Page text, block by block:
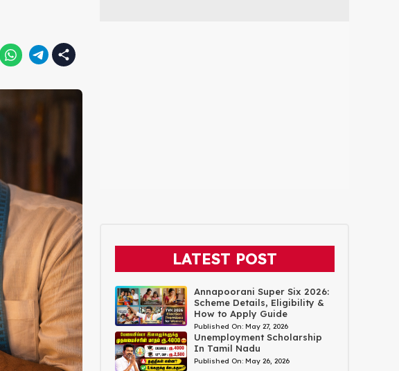
LATEST POST
Annapoorani Super Six 2026:
Scheme Details, Eligibility &
How to Apply Guide
Published On: May 27, 2026
Unemployment Scholarship
In Tamil Nadu
Published On: May 26, 2026